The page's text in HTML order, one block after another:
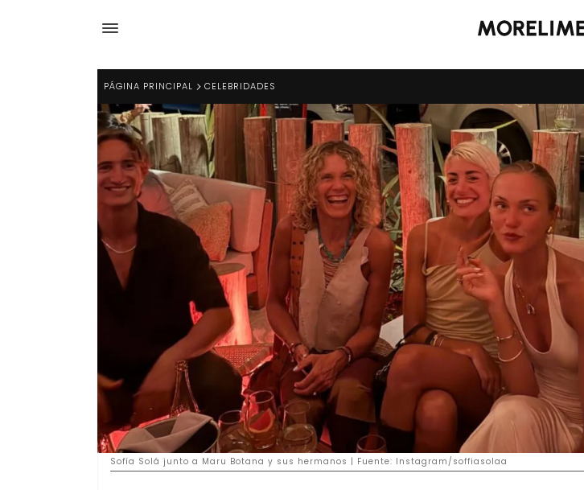
PÁGINA PRINCIPAL CELEBRIDADES
Sofía Solá junto a Maru Botana y sus hermanos | Fuente: Instagram/soffiasolaa